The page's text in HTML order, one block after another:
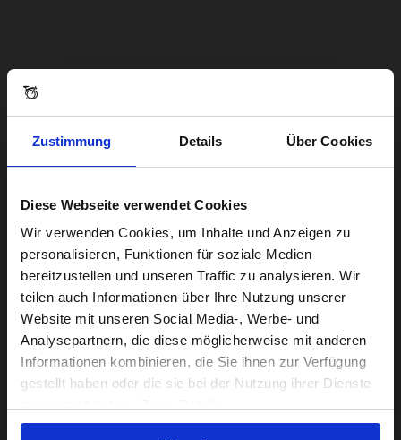
Zustimmung Details Über Cookies
Diese Webseite verwendet Cookies
Wir verwenden Cookies, um Inhalte und Anzeigen zu
personalisieren, Funktionen für soziale Medien
bereitzustellen und unseren Traffic zu analysieren. Wir
teilen auch Informationen über Ihre Nutzung unserer
Website mit unseren Social Media-, Werbe- und
Analysepartnern, die diese möglicherweise mit anderen
Informationen kombinieren, die Sie ihnen zur Verfügung
gestellt haben oder die sie bei der Nutzung ihrer Dienste
Visiting from the United States?
For a better experience, please visit our:
US website
No, stay here